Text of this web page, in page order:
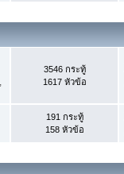
3546 กระทู้
1617 หัวข้อ
191 กระทู้
158 หัวข้อ